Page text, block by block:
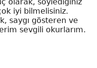
iyi bilmelisiniz.
saygı gösteren ve
sevgili okurlarım.